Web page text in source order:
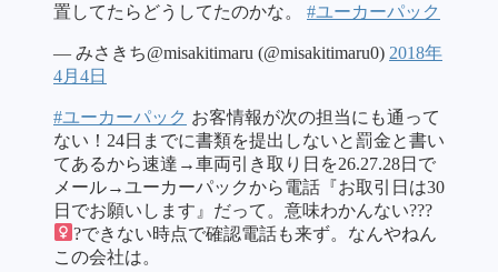
置してたらどうしてたのかな。 #ユーカーパック
— みさきち@misakitimaru (@misakitimaru0) 2018年
4月4日
#ユーカーパック お客情報が次の担当にも通って
ない！24日までに書類を提出しないと罰金と書い
てあるから速達→車両引き取り日を26.27.28日で
メール→ユーカーパックから電話『お取引日は30
日でお願いします』だって。意味わかんない???
?できない時点で確認電話も来ず。なんやねん
この会社は。